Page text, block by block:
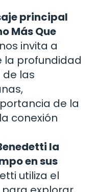
principal
Más Que
invita a
la profundidad
las
de la
conexión
la
en sus
utiliza el